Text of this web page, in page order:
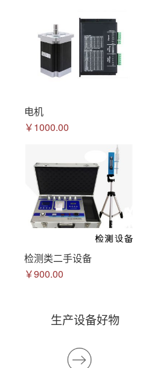
电机
￥1000.00
检测类二手设备
￥900.00
生产设备好物